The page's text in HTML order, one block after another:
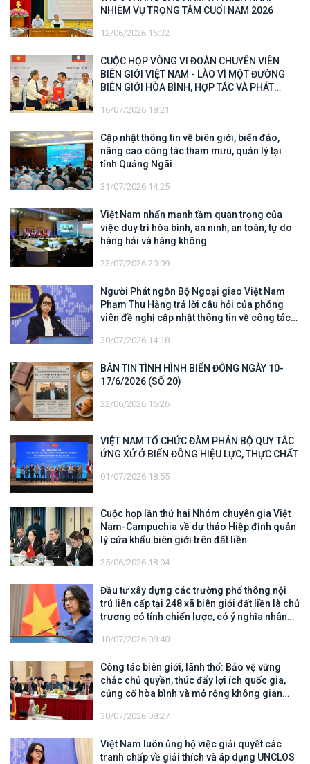
NHIỆM VỤ TRỌNG TÂM CUỐI NĂM 2026
12/06/2026 16:32
CUỘC HỌP VÒNG VI ĐOÀN CHUYÊN VIÊN
BIÊN GIỚI VIỆT NAM - LÀO VÌ MỘT ĐƯỜNG
BIÊN GIỚI HÒA BÌNH, HỢP TÁC VÀ PHÁT
16/07/2026 18:21
Cập nhật thông tin về biên giới, biển đảo,
nâng cao công tác tham mưu, quản lý tại
tỉnh Quảng Ngãi
31/07/2026 14:25
Việt Nam nhấn mạnh tầm quan trọng của
việc duy trì hòa bình, an ninh, an toàn, tự do
hàng hải và hàng không
23/07/2026 20:09
Người Phát ngôn Bộ Ngoại giao Việt Nam
Phạm Thu Hằng trả lời câu hỏi của phóng
viên đề nghị cập nhật thông tin về công tác
trên tàu Khôi Nguyên 18
30/07/2026 14:18
BẢN TIN TÌNH HÌNH BIỂN ĐÔNG NGÀY 10-
17/6/2026 (SỐ 20)
22/06/2026 16:26
VIỆT NAM TỔ CHỨC ĐÀM PHÁN BỘ QUY TẮC
ỨNG XỬ Ở BIỂN ĐÔNG HIỆU LỰC, THỰC CHẤT
01/07/2026 18:55
Cuộc họp lần thứ hai Nhóm chuyên gia Việt
Nam-Campuchia về dự thảo Hiệp định quản
lý cửa khẩu biên giới trên đất liền
25/06/2026 18:04
Đầu tư xây dựng các trường phổ thông nội
trú liên cấp tại 248 xã biên giới đất liền là chủ
trương có tính chiến lược, có ý nghĩa nhân
10/07/2026 08:40
Công tác biên giới, lãnh thổ: Bảo vệ vững
chắc chủ quyền, thúc đẩy lợi ích quốc gia,
củng cố hòa bình và mở rộng không gian
30/07/2026 08:27
Việt Nam luôn ủng hộ việc giải quyết các
tranh chấp về giải thích và áp dụng UNCLOS